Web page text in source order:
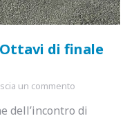
di finale
un commento
dell’incontro di